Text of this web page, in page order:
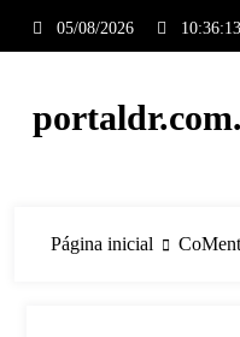
05/08/2026
Página inicial